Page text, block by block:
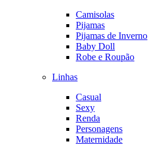
Camisolas
Pijamas
Pijamas de Inverno
Baby Doll
Robe e Roupão
Linhas
Casual
Sexy
Renda
Personagens
Maternidade